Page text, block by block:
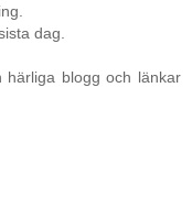
dag.
blogg och länkar